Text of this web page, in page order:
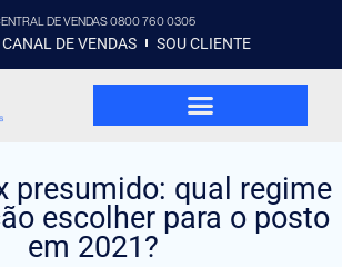
DE VENDAS 0800 760 0305
DE VENDAS SOU CLIENTE
presumido: qual regime
escolher para o posto
em 2021?